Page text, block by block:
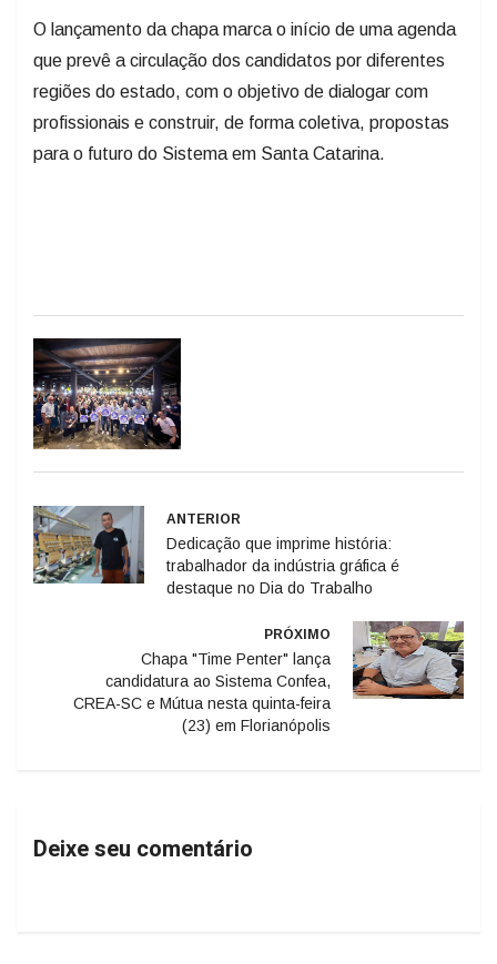
O lançamento da chapa marca o início de uma agenda
que prevê a circulação dos candidatos por diferentes
regiões do estado, com o objetivo de dialogar com
profissionais e construir, de forma coletiva, propostas
para o futuro do Sistema em Santa Catarina.
ANTERIOR
Dedicação que imprime história:
trabalhador da indústria gráfica é
destaque no Dia do Trabalho
PRÓXIMO
Chapa "Time Penter" lança
candidatura ao Sistema Confea,
CREA-SC e Mútua nesta quinta-feira
(23) em Florianópolis
Deixe seu comentário